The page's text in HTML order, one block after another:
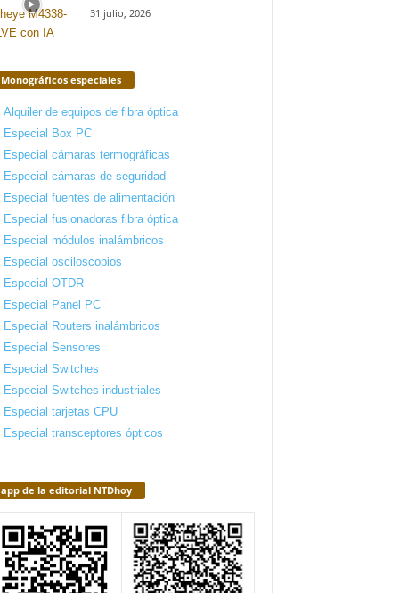
31 julio, 2026
Monográficos especiales
Alquiler de equipos de fibra óptica
Especial Box PC
Especial cámaras termográficas
Especial cámaras de seguridad
Especial fuentes de alimentación
Especial fusionadoras fibra óptica
Especial módulos inalámbricos
Especial osciloscopios
Especial OTDR
Especial Panel PC
Especial Routers inalámbricos
Especial Sensores
Especial Switches
Especial Switches industriales
Especial tarjetas CPU
Especial transceptores ópticos
app de la editorial NTDhoy